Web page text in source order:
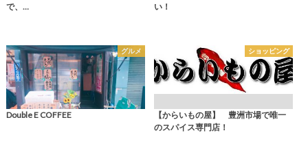
で、…
い！
グルメ
Double E COFFEE
ショッピング
【からいもの屋】 豊洲市場で唯一
のスパイス専門店！